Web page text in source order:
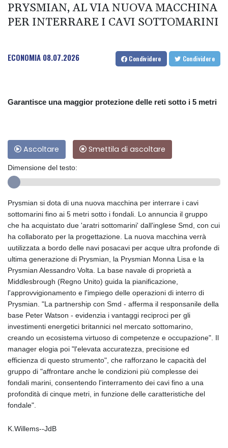
PRYSMIAN, AL VIA NUOVA MACCHINA
PER INTERRARE I CAVI SOTTOMARINI
ECONOMIA 08.07.2026 Condividere Condividere
Garantisce una maggior protezione delle reti sotto i 5 metri
Ascoltare Smettila di ascoltare
Dimensione del testo:
Prysmian si dota di una nuova macchina per interrare i cavi
sottomarini fino ai 5 metri sotto i fondali. Lo annuncia il gruppo
che ha acquistato due 'aratri sottomarini' dall'inglese Smd, con cui
ha collaborato per la progettazione. La nuova macchina verrà
uutilizzata a bordo delle navi posacavi per acque ultra profonde di
ultima generazione di Prysmian, la Prysmian Monna Lisa e la
Prysmian Alessandro Volta. La base navale di proprietà a
Middlesbrough (Regno Unito) guida la pianificazione,
l'approvvigionamento e l'impiego delle operazioni di interro di
Prysmian. "La partnership con Smd - afferma il responsanile della
base Peter Watson - evidenzia i vantaggi reciproci per gli
investimenti energetici britannici nel mercato sottomarino,
creando un ecosistema virtuoso di competenze e occupazione". Il
manager elogia poi "l'elevata accuratezza, precisione ed
efficienza di questo strumento", che rafforzano le capacità del
gruppo di "affrontare anche le condizioni più complesse dei
fondali marini, consentendo l'interramento dei cavi fino a una
profondità di cinque metri, in funzione delle caratteristiche del
fondale".
K.Willems--JdB